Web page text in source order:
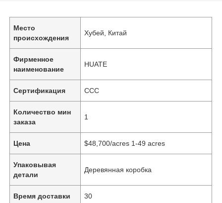
Место
происхождения
Хубей, Китай
Фирменное
наименование
HUATE
Сертификация CCC
Количество мин
заказа
1
Цена $48,700/acres 1-49 acres
Упаковывая
детали
Деревянная коробка
Время доставки 30